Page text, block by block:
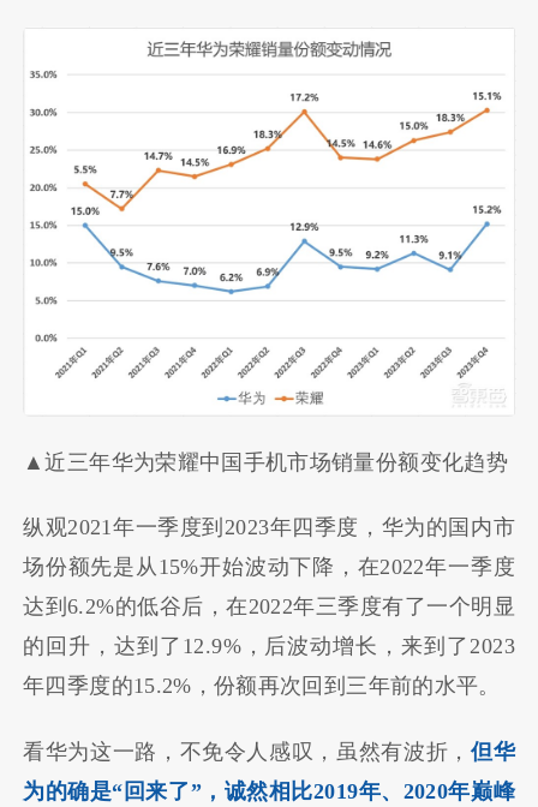
▲近三年华为荣耀中国手机市场销量份额变化趋势
纵观2021年一季度到2023年四季度，华为的国内市
场份额先是从15%开始波动下降，在2022年一季度
达到6.2%的低谷后，在2022年三季度有了一个明显
的回升，达到了12.9%，后波动增长，来到了2023
年四季度的15.2%，份额再次回到三年前的水平。
看华为这一路，不免令人感叹，虽然有波折， 但华
为的确是“回来了”，诚然相比2019年、2020年巅峰